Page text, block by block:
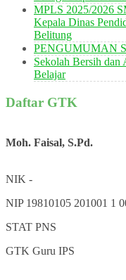
MPLS 2025/2026
Kepala Dinas
Belitung
PENGUMUMAN
Sekolah Bersih dan
Belajar
Daftar GTK
Moh. Faisal, S.Pd.
NIK -
NIP 19810105 201001 1
STAT PNS
GTK Guru IPS